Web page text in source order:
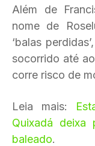
Além de
nome de
‘balas
socorrido até
corre risco de
Leia mais:
Quixadá
baleado.